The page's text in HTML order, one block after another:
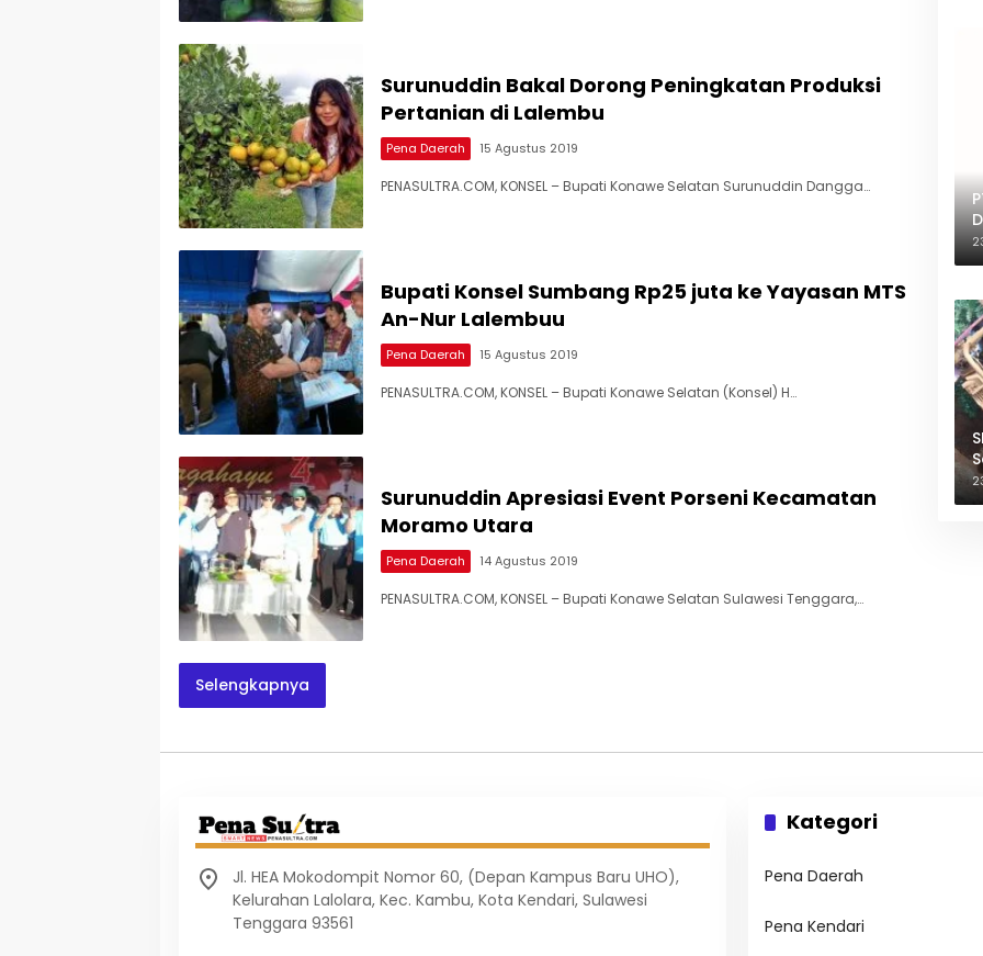
Surunuddin Bakal Dorong Peningkatan Produksi
Pertanian di Lalembu
Pena Daerah 15 Agustus 2019
PENASULTRA.COM, KONSEL – Bupati Konawe Selatan Surunuddin Dangga…
Bupati Konsel Sumbang Rp25 juta ke Yayasan MTS
An-Nur Lalembuu
Pena Daerah 15 Agustus 2019
PENASULTRA.COM, KONSEL – Bupati Konawe Selatan (Konsel) H…
Surunuddin Apresiasi Event Porseni Kecamatan
Moramo Utara
Pena Daerah 14 Agustus 2019
PENASULTRA.COM, KONSEL – Bupati Konawe Selatan Sulawesi Tenggara,…
Selengkapnya
Jl. HEA Mokodompit Nomor 60, (Depan Kampus Baru UHO),
Kelurahan Lalolara, Kec. Kambu, Kota Kendari, Sulawesi
Tenggara 93561
Kategori
Pena Daerah
Pena Kendari